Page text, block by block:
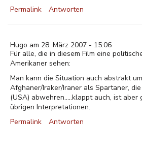
Permalink
Antworten
Hugo am 28. März 2007 - 15:06
Für alle, die in diesem Film eine
Amerikaner sehen:
Man kann die Situation auch abstrakt
Afghaner/Iraker/Iraner als Spartaner,
(USA) abwehren.....klappt auch, ist
übrigen Interpretationen.
Permalink
Antworten